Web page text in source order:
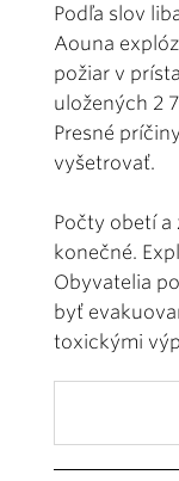
Podľa slov
Aouna
požiar v
uložených 2
Presné
vyšetrovať.
Počty obetí a
konečné.
Obyvatelia
byť
toxickými